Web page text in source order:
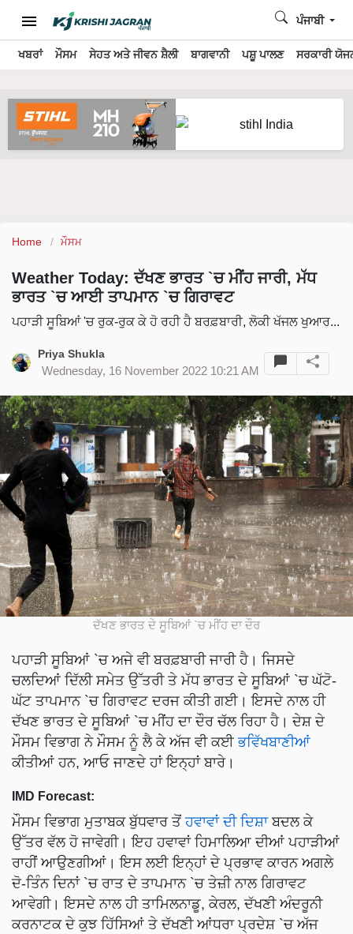
ਖਬਰਾਂ ਮੌਸਮ ਸੇਹਤ ਅਤੇ ਜੀਵਨ ਸ਼ੈਲੀ ਬਾਗਵਾਨੀ ਪਸ਼ੂ ਪਾਲਣ ਸਰਕਾਰੀ
ਪੰਜਾਬੀ
Home ਮੌਸਮ
Weather Today: ਦੱਖਣ ਭਾਰਤ `ਚ ਮੀਂਹ ਜਾਰੀ, ਮੱਧ
ਭਾਰਤ `ਚ ਆਈ ਤਾਪਮਾਨ `ਚ ਗਿਰਾਵਟ
ਪਹਾੜੀ ਸੂਬਿਆਂ 'ਚ ਰੁਕ-ਰੁਕ ਕੇ ਹੋ ਰਹੀ ਹੈ ਬਰਫ਼ਬਾਰੀ, ਲੋਕੀ ਖੱਜਲ ਖੁਆਰ...
Priya Shukla
Wednesday, 16 November 2022 10:21 AM
ਦੱਖਣ ਭਾਰਤ ਦੇ ਸੂਬਿਆਂ `ਚ ਮੀਂਹ ਦਾ ਦੌਰ
ਪਹਾੜੀ ਸੂਬਿਆਂ `ਚ ਅਜੇ ਵੀ ਬਰਫ਼ਬਾਰੀ ਜਾਰੀ ਹੈ। ਜਿਸਦੇ
ਚਲਦਿਆਂ ਦਿੱਲੀ ਸਮੇਤ ਉੱਤਰੀ ਤੇ ਮੱਧ ਭਾਰਤ ਦੇ ਸੂਬਿਆਂ `ਚ ਘੱਟੋ-
ਘੱਟ ਤਾਪਮਾਨ `ਚ ਗਿਰਾਵਟ ਦਰਜ ਕੀਤੀ ਗਈ। ਇਸਦੇ ਨਾਲ ਹੀ
ਦੱਖਣ ਭਾਰਤ ਦੇ ਸੂਬਿਆਂ `ਚ ਮੀਂਹ ਦਾ ਦੌਰ ਚੱਲ ਰਿਹਾ ਹੈ। ਦੇਸ਼ ਦੇ
ਮੌਸਮ ਵਿਭਾਗ ਨੇ ਮੌਸਮ ਨੂੰ ਲੈ ਕੇ ਅੱਜ ਵੀ ਕਈਭਵਿੱਖਬਾਣੀਆਂ
ਕੀਤੀਆਂ ਹਨ, ਆਓ ਜਾਣਦੇ ਹਾਂ ਇਨ੍ਹਾਂ ਬਾਰੇ।
IMD Forecast:
ਮੌਸਮ ਵਿਭਾਗ ਮੁਤਾਬਕ ਬੁੱਧਵਾਰ ਤੋਂਹਵਾਵਾਂ ਦੀ ਦਿਸ਼ਾਬਦਲ ਕੇ
ਉੱਤਰ ਵੱਲ ਹੋ ਜਾਵੇਗੀ। ਇਹ ਹਵਾਵਾਂ ਹਿਮਾਲਿਆ ਦੀਆਂ ਪਹਾੜੀਆਂ
ਰਾਹੀਂ ਆਉਣਗੀਆਂ। ਇਸ ਲਈ ਇਨ੍ਹਾਂ ਦੇ ਪ੍ਰਭਾਵ ਕਾਰਨ ਅਗਲੇ
ਦੋ-ਤਿੰਨ ਦਿਨਾਂ `ਚ ਰਾਤ ਦੇ ਤਾਪਮਾਨ `ਚ ਤੇਜ਼ੀ ਨਾਲ ਗਿਰਾਵਟ
ਆਵੇਗੀ। ਇਸਦੇ ਨਾਲ ਹੀ ਤਾਮਿਲਨਾਡੂ, ਕੇਰਲ, ਦੱਖਣੀ ਅੰਦਰੂਨੀ
ਕਰਨਾਟਕ ਦੇ ਕੁਝ ਹਿੱਸਿਆਂ ਤੇ ਦੱਖਣੀ ਆਂਧਰਾ ਪ੍ਰਦੇਸ਼ `ਚ ਅੱਜ